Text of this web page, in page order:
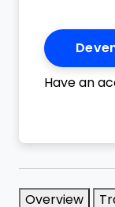
Have an
Overview